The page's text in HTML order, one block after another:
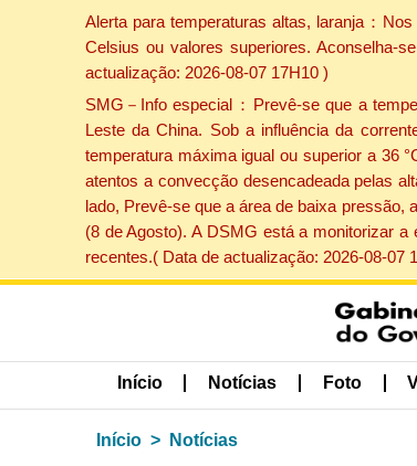
Alerta para temperaturas altas, laranja：
Celsius ou valores superiores. Aconselha-
actualização: 2026-08-07 17H10 )
SMG－Info especial：Prevê-se que a
Leste da China. Sob a influência da
temperatura máxima igual ou superior a 36
atentos a convecção desencadeada pelas
lado, Prevê-se que a área de baixa pressão,
(8 de Agosto). A DSMG está a monitorizar
recentes.( Data de actualização: 2026-08-07
Início Notícias Foto
Início Notícias